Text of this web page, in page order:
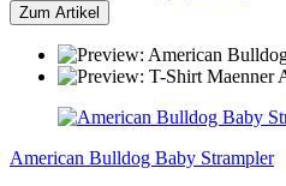
Zum Artikel
American Bulldog Baby Strampler